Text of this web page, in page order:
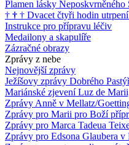
Plamen lásky Neposkvrněného
† † † Dvacet čtyři hodin utrpení
Instrukce pro přípravu léčiv
Medailony a skapulíře
Zázračné obrazy
Zprávy z nebe
Nejnovější zprávy
Ježíšovy zprávy Dobrého
Mariánské zjevení Luz de
Zprávy Anně v Mellatz/
Zprávy pro Marii pro Boží
Zprávy pro Marca Tadeua
Zprávy pro Edsona Glaubera